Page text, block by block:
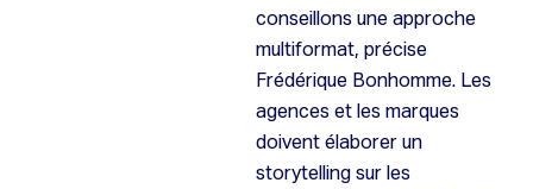
conseillons une approche
multiformat, précise
Frédérique Bonhomme. Les
agences et les marques
doivent élaborer un
storytelling sur les